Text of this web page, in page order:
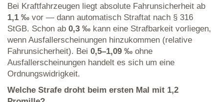
Bei Kraftfahrzeugen liegt absolute Fahrunsicherheit ab
1,1 ‰ vor — dann automatisch Straftat nach § 316
StGB. Schon ab 0,3 ‰ kann eine Strafbarkeit vorliegen,
wenn Ausfallerscheinungen hinzukommen (relative
Fahrunsicherheit). Bei 0,5–1,09 ‰ ohne
Ausfallerscheinungen handelt es sich um eine
Ordnungswidrigkeit.
Welche Strafe droht beim ersten Mal mit 1,2